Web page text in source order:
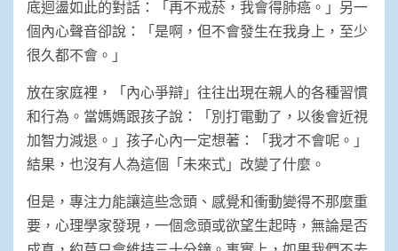
底迴盪如此的對話：「再不戒菸，我會得肺癌。」另一
個內心聲音卻說：「是啊，但不會發生在我身上，至少
很久都不會。」
放在家庭裡，「內心爭辯」往往出現在親人的各種習慣
和行為。當媽媽跟孩子說：「別打電動了，以後會近視
加智力減退。」孩子心內一定想著：「我才不會呢。」
結果，也沒有人為這個「未來式」改變了什麼。
但是，專注力能讓這些念頭、感覺和衝動變得不那麼重
要，心理學家發現，一個念頭或欲望生起時，無論是否